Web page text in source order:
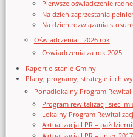
Pierwsze oświadczenie
Na dzień zaprzestania
Na dzień rozwiązania
Oświadczenia - 2026 rok
Oświadczenia za rok 2025
Raport o stanie Gminy
Plany, programy, strategie i ich
Ponadlokalny Program
Program rewitalizacji sieci
Lokalny Program
Aktualizacja LPR –